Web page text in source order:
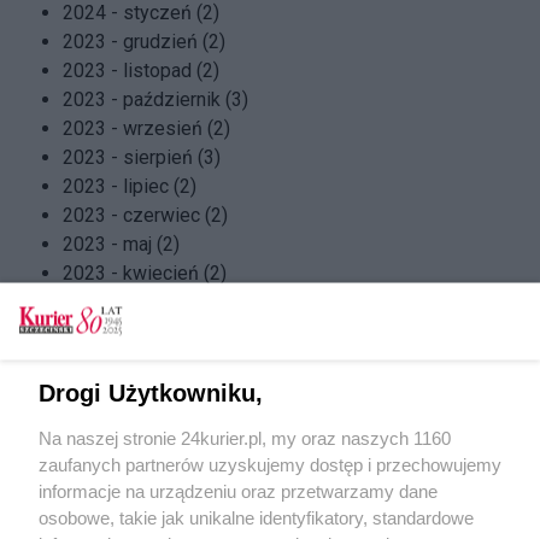
2024 - styczeń (2)
2023 - grudzień (2)
2023 - listopad (2)
2023 - październik (3)
2023 - wrzesień (2)
2023 - sierpień (3)
2023 - lipiec (2)
2023 - czerwiec (2)
2023 - maj (2)
2023 - kwiecień (2)
2023 - marzec (2)
2023 - luty (3)
2022 - grudzień (2)
2022 - październik (2)
2022 - wrzesień (2)
2022 - sierpień (3)
2022 - lipiec (2)
Drogi Użytkowniku,
Na naszej stronie 24kurier.pl, my oraz naszych 1160
zaufanych partnerów uzyskujemy dostęp i przechowujemy
informacje na urządzeniu oraz przetwarzamy dane
osobowe, takie jak unikalne identyfikatory, standardowe